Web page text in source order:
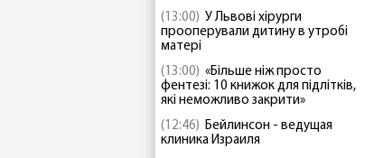
(13:00) У Львові хірурги
прооперували дитину в утробі
матері
(13:00) «Більше ніж просто
фентезі: 10 книжок для підлітків,
які неможливо закрити»
(12:46) Бейлинсон - ведущая
клиника Израиля